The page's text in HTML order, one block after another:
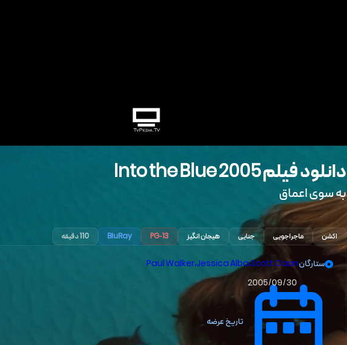
دانلود فیلم2005
Into the Blue
به سوی اعماق
اکشن ماجراجویی جنایی هیجان انگیز PG-13
BluRay 110 دقیقه
ستارگان Paul Walker،Jessica Alba،Scott Caan
تاریخ عرضه
2005/09/30